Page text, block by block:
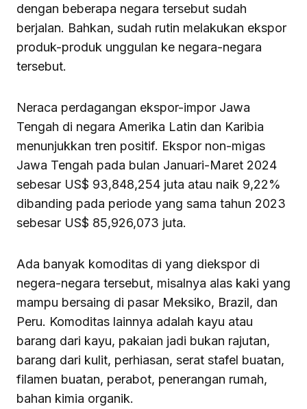
dengan beberapa negara tersebut sudah
berjalan. Bahkan, sudah rutin melakukan ekspor
produk-produk unggulan ke negara-negara
tersebut.
Neraca perdagangan ekspor-impor Jawa
Tengah di negara Amerika Latin dan Karibia
menunjukkan tren positif. Ekspor non-migas
Jawa Tengah pada bulan Januari-Maret 2024
sebesar US$ 93,848,254 juta atau naik 9,22%
dibanding pada periode yang sama tahun 2023
sebesar US$ 85,926,073 juta.
Ada banyak komoditas di yang diekspor di
negera-negara tersebut, misalnya alas kaki yang
mampu bersaing di pasar Meksiko, Brazil, dan
Peru. Komoditas lainnya adalah kayu atau
barang dari kayu, pakaian jadi bukan rajutan,
barang dari kulit, perhiasan, serat stafel buatan,
filamen buatan, perabot, penerangan rumah,
bahan kimia organik.